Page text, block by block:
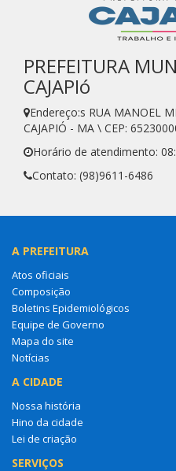
PREFEITURA
CAJAPIó
Endereço:s RUA MANOEL
CAJAPIÓ - MA \ CEP:
Horário de atendimento:
Contato: (98)9611-6486
A PREFEITURA
Atos oficiais
Composição
Boletins Epidemiológicos
Equipe de Governo
Mapa do site
Notícias
A CIDADE
Nossa história
Hino da cidade
Lei de criação
SERVIÇOS